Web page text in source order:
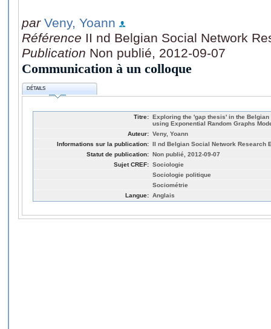
par Veny, Yoann
Référence II nd Belgian Social Network
Publication Non publié, 2012-09-07
Communication à un colloque
DÉTAILS
Titre: Exploring the 'gap thesis' in the
using Exponential Random Graphs
Auteur: Veny, Yoann
Informations sur la publication: II nd Belgian Social Network Research
Statut de publication: Non publié, 2012-09-07
Sujet CREF: Sociologie
Sociologie politique
Sociométrie
Langue: Anglais